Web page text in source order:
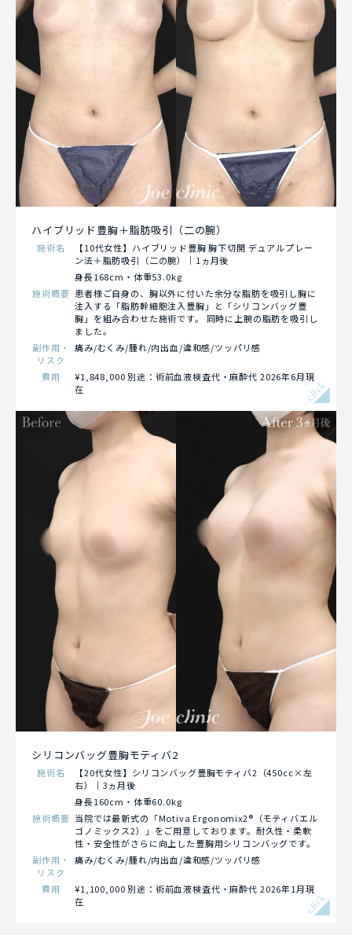
ハイブリッド豊胸＋脂肪吸引（二の腕）
施術名
【10代女性】ハイブリッド豊胸 胸下切開 デュアルプレー
ン法＋脂肪吸引（二の腕）｜1ヵ月後
身長168cm・体重53.0kg
施術概要 患者様ご自身の、胸以外に付いた余分な脂肪を吸引し胸に
注入する「脂肪幹細胞注入豊胸」と「シリコンバッグ豊
胸」を組み合わせた施術です。 同時に上腕の脂肪を吸引し
ました。
副作用・
リスク
痛み/むくみ/腫れ/内出血/違和感/ツッパリ感
費用
¥1,848,000 別途：術前血液検査代・麻酔代 2026年6月現
在
click
シリコンバッグ豊胸モティバ2
施術名
【20代女性】シリコンバッグ豊胸モティバ2（450cc×左
右）｜3ヵ月後
身長160cm・体重60.0kg
施術概要 当院では最新式の「Motiva Ergonomix2®（モティバエル
ゴノミックス2）」をご用意しております。耐久性・柔軟
性・安全性がさらに向上した豊胸用シリコンバッグです。
副作用・
リスク
痛み/むくみ/腫れ/内出血/違和感/ツッパリ感
費用
¥1,100,000 別途：術前血液検査代・麻酔代 2026年1月現
在
click